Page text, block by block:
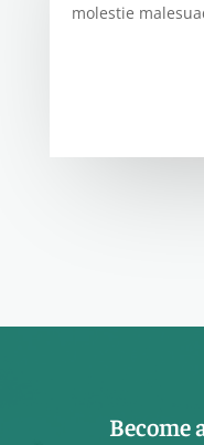
molestie
Become